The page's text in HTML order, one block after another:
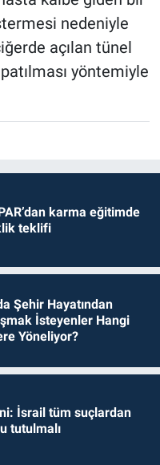
nedeniyle
açılan tünel
yöntemiyle
karma eğitimde
teklifi
Şehir Hayatından
İsteyenler Hangi
Yöneliyor?
İsrail tüm suçlardan
tutulmalı